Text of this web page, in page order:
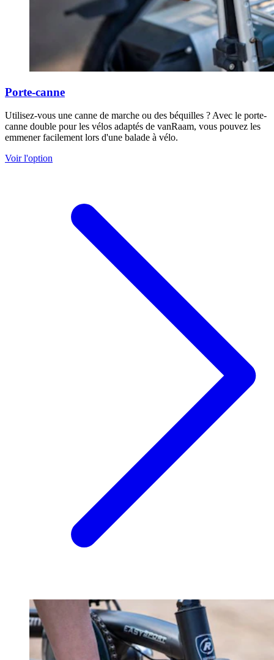
Porte-canne
Utilisez-vous une canne de marche ou des béquilles ? Avec le porte-
canne double pour les vélos adaptés de vanRaam, vous pouvez les
emmener facilement lors d'une balade à vélo.
Voir l'option